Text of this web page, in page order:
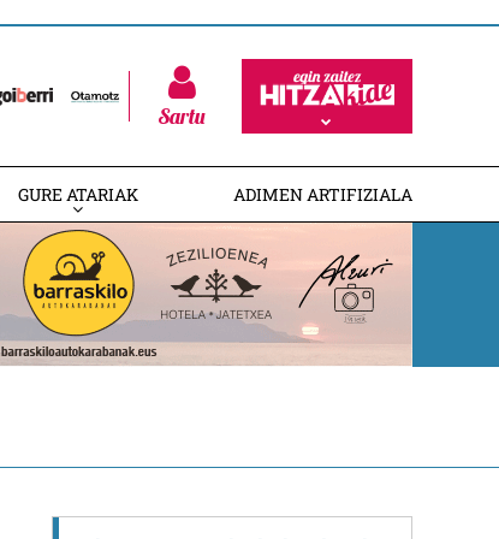
Sartu
GURE ATARIAK ADIMEN ARTIFIZIALA